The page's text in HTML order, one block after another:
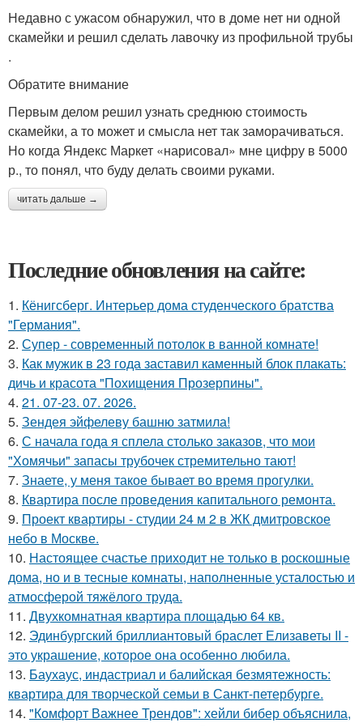
Недавно с ужасом обнаружил, что в доме нет ни одной
скамейки и решил сделать лавочку из профильной трубы
.
Обратите внимание
Первым делом решил узнать среднюю стоимость
скамейки, а то может и смысла нет так заморачиваться.
Но когда Яндекс Маркет «нарисовал» мне цифру в 5000
р., то понял, что буду делать своими руками.
читать дальше →
Последние обновления на сайте:
1. Кёнигсберг. Интерьер дома студенческого братства
"Германия".
2. Супер - современный потолок в ванной комнате!
3. Как мужик в 23 года заставил каменный блок плакать:
дичь и красота "Похищения Прозерпины".
4. 21. 07-23. 07. 2026.
5. Зендея эйфелеву башню затмила!
6. С начала года я сплела столько заказов, что мои
"Хомячьи" запасы трубочек стремительно тают!
7. Знаете, у меня такое бывает во время прогулки.
8. Квартира после проведения капитального ремонта.
9. Проект квартиры - студии 24 м 2 в ЖК дмитровское
небо в Москве.
10. Настоящее счастье приходит не только в роскошные
дома, но и в тесные комнаты, наполненные усталостью и
атмосферой тяжёлого труда.
11. Двухкомнатная квартира площадью 64 кв.
12. Эдинбургский бриллиантовый браслет Елизаветы II -
это украшение, которое она особенно любила.
13. Баухаус, индастриал и балийская безмятежность:
квартира для творческой семьи в Санкт-петербурге.
14. "Комфорт Важнее Трендов": хейли бибер объяснила,